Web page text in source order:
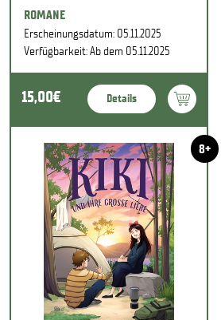
ROMANE
Erscheinungsdatum: 05.11.2025
Verfügbarkeit: Ab dem 05.11.2025
15,00€ Details
8+